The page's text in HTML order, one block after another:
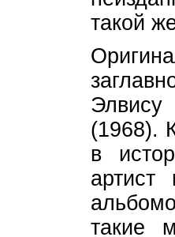
такой
Элвису
(1968).
в
такие